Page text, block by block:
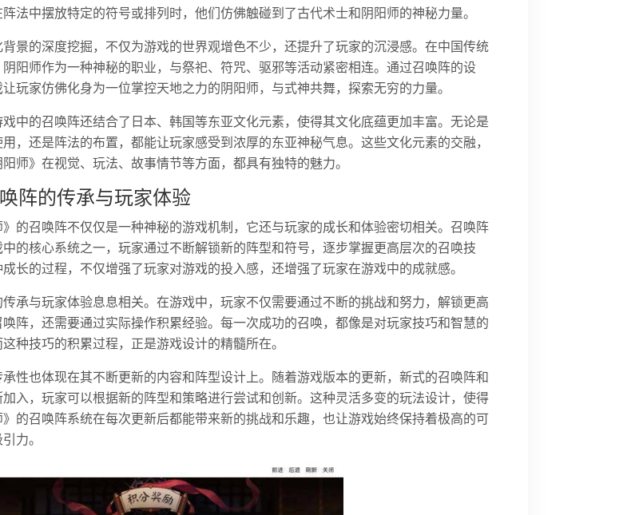
阵法中摆放特定的符号或排列时，他们仿佛触碰到了古代术士和阴阳师的神秘力量。
景的深度挖掘，不仅为游戏的世界观增色不少，还提升了玩家的沉浸感。在中国传统
阳师作为一种神秘的职业，与祭祀、符咒、驱邪等活动紧密相连。通过召唤阵的设
玩家仿佛化身为一位掌控天地之力的阴阳师，与式神共舞，探索无穷的力量。
戏中的召唤阵还结合了日本、韩国等东亚文化元素，使得其文化底蕴更加丰富。无论是
，还是阵法的布置，都能让玩家感受到浓厚的东亚神秘气息。这些文化元素的交融，
师》在视觉、玩法、故事情节等方面，都具有独特的魅力。
阵的传承与玩家体验
》的召唤阵不仅仅是一种神秘的游戏机制，它还与玩家的成长和体验密切相关。召唤阵
的核心系统之一，玩家通过不断解锁新的阵型和符号，逐步掌握更高层次的召唤技
长的过程，不仅增强了玩家对游戏的投入感，还增强了玩家在游戏中的成就感。
承与玩家体验息息相关。在游戏中，玩家不仅需要通过不断的挑战和努力，解锁更高
阵，还需要通过实际操作积累经验。每一次成功的召唤，都像是对玩家技巧和智慧的
种技巧的积累过程，正是游戏设计的精髓所在。
承性也体现在其不断更新的内容和阵型设计上。随着游戏版本的更新，新式的召唤阵和
加入，玩家可以根据新的阵型和策略进行尝试和创新。这种灵活多变的玩法设计，使得
》的召唤阵系统在每次更新后都能带来新的挑战和乐趣，也让游戏始终保持着极高的可
力。